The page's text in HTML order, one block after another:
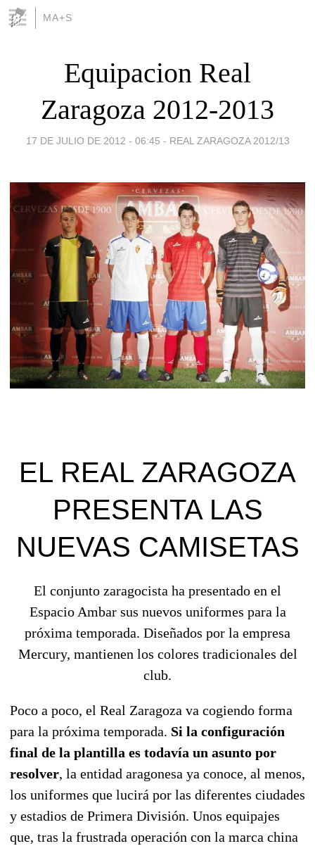
MA+S
Equipacion Real
Zaragoza 2012-2013
17 DE JULIO DE 2012 - 06:45 - REAL ZARAGOZA 2012/13
EL REAL ZARAGOZA
PRESENTA LAS
NUEVAS CAMISETAS
El conjunto zaragocista ha presentado en el
Espacio Ambar sus nuevos uniformes para la
próxima temporada. Diseñados por la empresa
Mercury, mantienen los colores tradicionales del
club.
Poco a poco, el Real Zaragoza va cogiendo forma
para la próxima temporada. Si la configuración
final de la plantilla es todavía un asunto por
resolver, la entidad aragonesa ya conoce, al menos,
los uniformes que lucirá por las diferentes ciudades
y estadios de Primera División. Unos equipajes
que, tras la frustrada operación con la marca china